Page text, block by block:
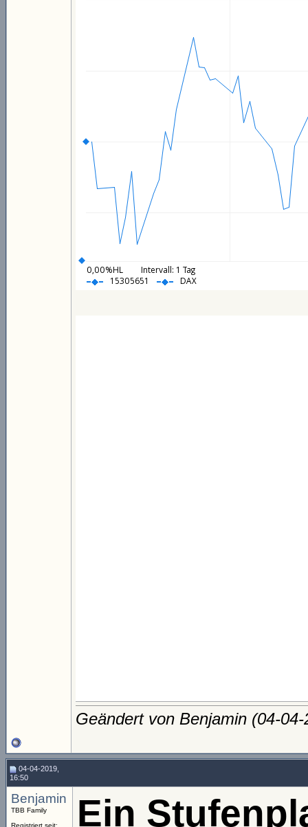
Geändert von Benjamin (04-
04-04-2019,
16:50
Benjamin
TBB Family
Registriert seit:
Ein